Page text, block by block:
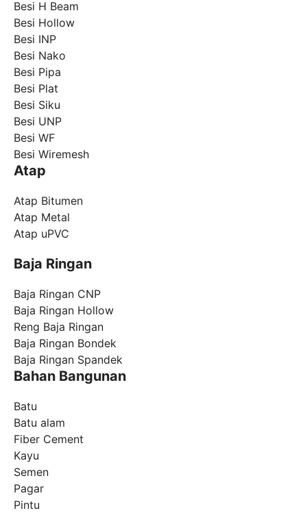
Besi H Beam
Besi Hollow
Besi INP
Besi Nako
Besi Pipa
Besi Plat
Besi Siku
Besi UNP
Besi WF
Besi Wiremesh
Atap
Atap Bitumen
Atap Metal
Atap uPVC
Baja Ringan
Baja Ringan CNP
Baja Ringan Hollow
Reng Baja Ringan
Baja Ringan Bondek
Baja Ringan Spandek
Bahan Bangunan
Batu
Batu alam
Fiber Cement
Kayu
Semen
Pagar
Pintu